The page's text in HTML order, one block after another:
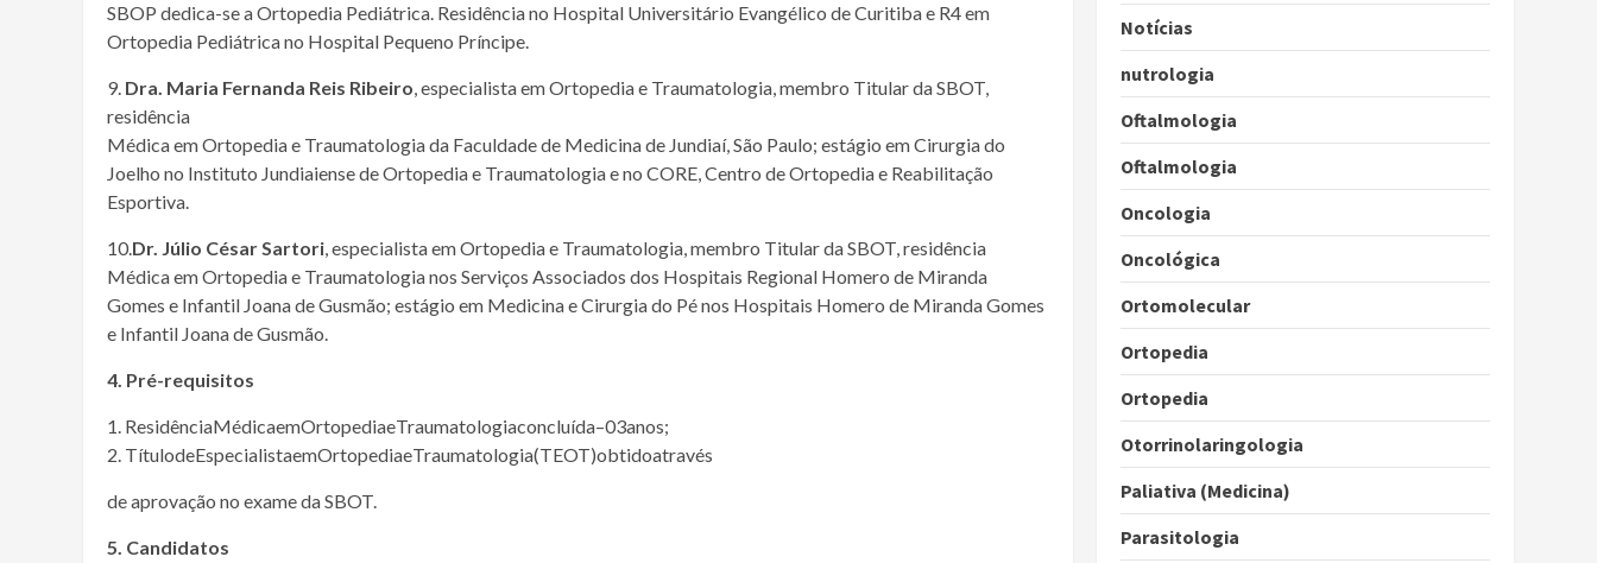
SBOP dedica-se a Ortopedia Pediátrica. Residência no Hospital Universitário Evangélico de Curitiba e R4 em
Ortopedia Pediátrica no Hospital Pequeno Príncipe.
9. Dra. Maria Fernanda Reis Ribeiro, especialista em Ortopedia e Traumatologia, membro Titular da SBOT,
residência
Médica em Ortopedia e Traumatologia da Faculdade de Medicina de Jundiaí, São Paulo; estágio em Cirurgia do
Joelho no Instituto Jundiaiense de Ortopedia e Traumatologia e no CORE, Centro de Ortopedia e Reabilitação
Esportiva.
10.Dr. Júlio César Sartori, especialista em Ortopedia e Traumatologia, membro Titular da SBOT, residência
Médica em Ortopedia e Traumatologia nos Serviços Associados dos Hospitais Regional Homero de Miranda
Gomes e Infantil Joana de Gusmão; estágio em Medicina e Cirurgia do Pé nos Hospitais Homero de Miranda Gomes
e Infantil Joana de Gusmão.
4. Pré-requisitos
1. ResidênciaMédicaemOrtopediaeTraumatologiaconcluída–03anos;
2. TítulodeEspecialistaemOrtopediaeTraumatologia(TEOT)obtidoatravés
de aprovação no exame da SBOT.
5. Candidatos
Notícias
nutrologia
Oftalmologia
Oftalmologia
Oncologia
Oncológica
Ortomolecular
Ortopedia
Ortopedia
Otorrinolaringologia
Paliativa (Medicina)
Parasitologia